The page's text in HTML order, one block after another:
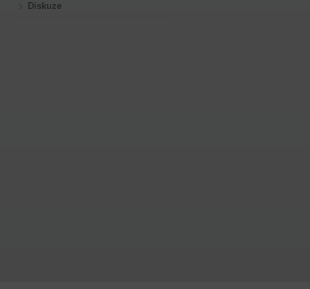
Diskuze